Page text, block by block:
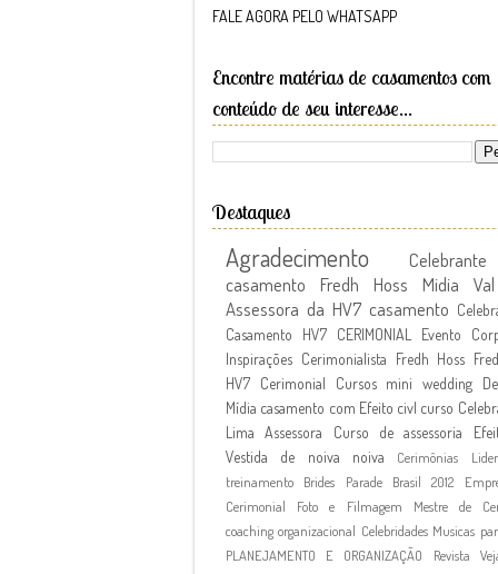
FALE AGORA PELO WHATSAPP
Encontre matérias de casamentos com
conteúdo de seu interesse...
Destaques
Agradecimento
casamento Fredh Hoss
Midia
Assessora da HV7 casamento
Casamento
HV7 CERIMONIAL
Evento
Inspirações Cerimonialista Fredh Hoss
HV7 Cerimonial Cursos mini wedding
Mídia casamento com Efeito civl curso
Lima Assessora
Curso de assessoria
Vestida de noiva
noiva Cerimônias
treinamento
Brides Parade Brasil 2012
Cerimonial
Foto e Filmagem
Mestre de
coaching organizacional Celebridades Musicas
PLANEJAMENTO E ORGANIZAÇÃO
Revista